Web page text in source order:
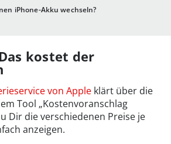
iPhone-Akku wechseln?
kostet der
von Apple klärt über die
Tool „Kostenvoranschlag
Dir die verschiedenen Preise je
anzeigen.